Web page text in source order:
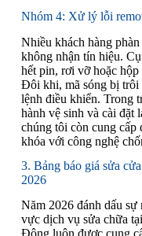
Nhóm 4: Xử lý lỗi
Nhiều khách hàng
không nhận tín hiệu.
hết pin, rơi vỡ hoặc
Đôi khi, mã sóng bị trôi
lệnh điều khiển. Trong
hành vệ sinh và cài đặt
chúng tôi còn cung cấp
khóa với công nghệ
3. Bảng báo giá sửa
2026
Năm 2026 đánh dấu
vực dịch vụ sửa chữa